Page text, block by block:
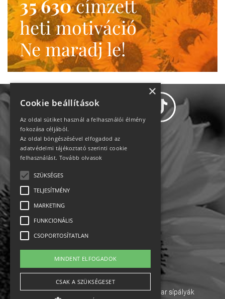
35 630címzett
heti motiváció
Ne maradj le!
Adatvédelem
Impresszum-kapcsolat
English
Ebike Osztrák sípályák Magyar sípályák
×
Cookie beállítások
Az oldal sütiket használ a felhasználói élmény
fokozása céljából.
Az oldal böngészésével elfogadod az
adatvédelmi tájékoztató szerinti cookie
felhasználást. Tovább olvasok
SZÜKSÉGES
TELJESÍTMÉNY
MARKETING
FUNKCIONÁLIS
CSOPORTOSÍTATLAN
MINDENT ELFOGADOK
CSAK A SZÜKSÉGESET